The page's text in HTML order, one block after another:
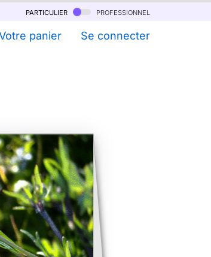
particulier professionnel
panier Se connecter